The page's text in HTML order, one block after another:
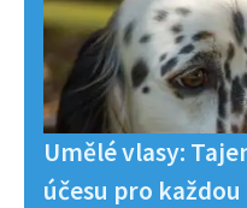
Umělé vlasy:
účesu pro